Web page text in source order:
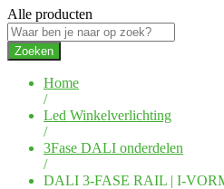
Alle producten
Zoeken
Home
/
Led Winkelverlichting
/
3Fase DALI onderdelen
/
DALI 3-FASE RAIL | I-